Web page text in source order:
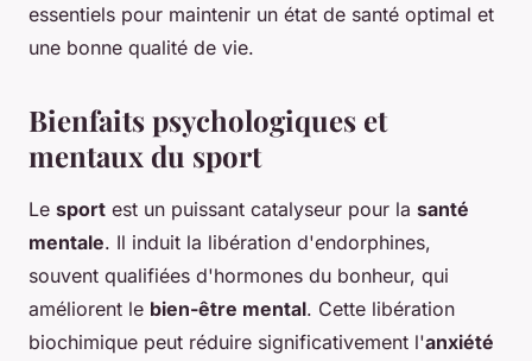
essentiels pour maintenir un état de santé optimal et
une bonne qualité de vie.
Bienfaits psychologiques et
mentaux du sport
Le sport est un puissant catalyseur pour la santé
mentale. Il induit la libération d'endorphines,
souvent qualifiées d'hormones du bonheur, qui
améliorent le bien-être mental. Cette libération
biochimique peut réduire significativement l'anxiété